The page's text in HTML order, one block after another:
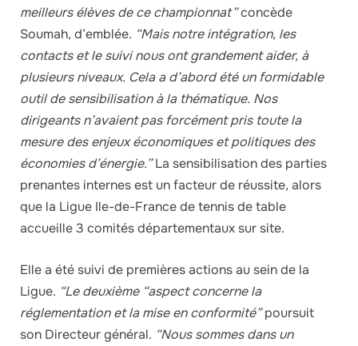
meilleurs élèves de ce championnat”concède
Soumah, d’emblée. “Mais notre intégration, les
contacts et le suivi nous ont grandement aider, à
plusieurs niveaux. Cela a d’abord été un formidable
outil de sensibilisation à la thématique. Nos
dirigeants n’avaient pas forcément pris toute la
mesure des enjeux économiques et politiques des
économies d’énergie.”La sensibilisation des parties
prenantes internes est un facteur de réussite, alors
que la Ligue Ile-de-France de tennis de table
accueille 3 comités départementaux sur site.
Elle a été suivi de premières actions au sein de la
Ligue. “Le deuxième “aspect concerne la
réglementation et la mise en conformité”poursuit
son Directeur général. “Nous sommes dans un